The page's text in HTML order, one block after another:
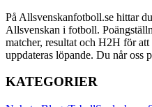
På Allsvenskanfotboll.se hittar
Allsvenskan i fotboll.
matcher, resultat och H2H för
uppdateras löpande. Du når oss
KATEGORIER